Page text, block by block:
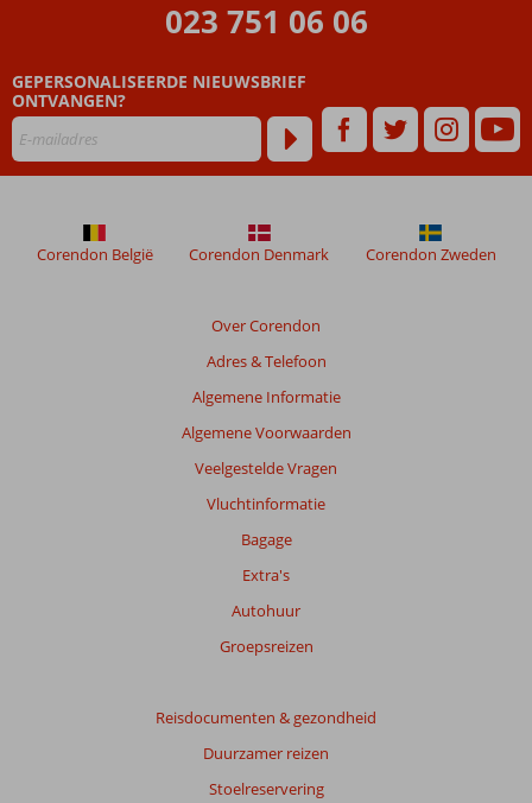
dan
48
niet
weergegeven
om
023 751 06 06
GEPERSONALISEERDE NIEUWSBRIEF
ONTVANGEN?
Over Corendon
Adres & Telefoon
Algemene Informatie
Algemene Voorwaarden
Veelgestelde Vragen
Vluchtinformatie
Bagage
Extra's
Autohuur
Groepsreizen
Reisdocumenten & gezondheid
Duurzamer reizen
Stoelreservering
Corendon België Corendon Denmark Corendon Zweden